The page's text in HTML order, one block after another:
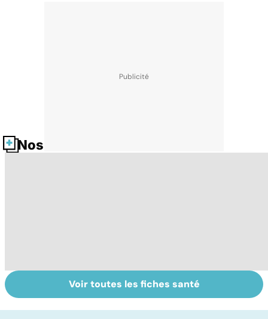
Nos fiches santé
Quand les tics
dévorent la vie
Soigner malgré la
distance
Voir toutes les fiches santé